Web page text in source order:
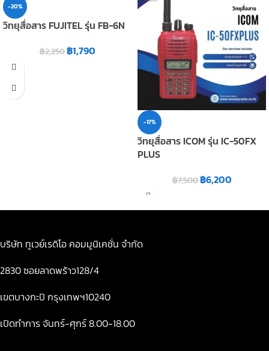
-20%
วิทยุสื่อสาร FUJITEL รุ่น FB-6N
฿2,250฿1,790
-17%
วิทยุสื่อสาร ICOM รุ่น IC-50FX
PLUS
฿7,500฿6,200
บริษัท ทูเวย์เรดิโอ คอมมูนิเคชั่น จำกัด
2830 ซอยลาดพร้าว128/4
เขตบางกะปิ กรุงเทพฯ10240
เปิดทำการ จันทร์-ศุกร์ 8.00-18.00